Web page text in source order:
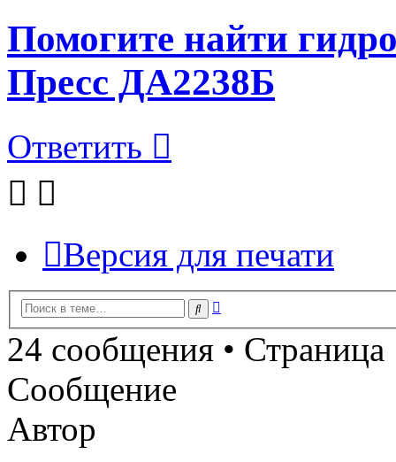
Помогите найти
Пресс ДА2238Б
Ответить
Версия для печати
Поиск
24 сообщения • Страница
Сообщение
Автор